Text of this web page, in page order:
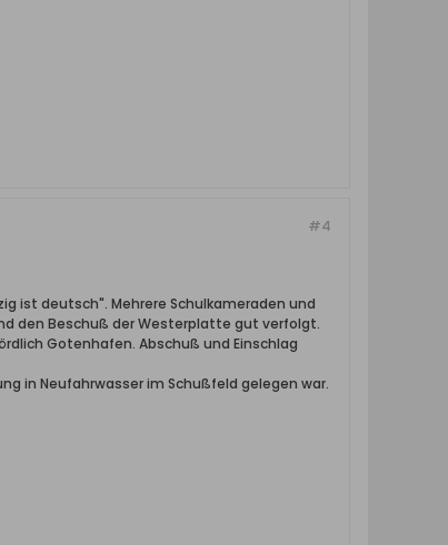
#4
ist deutsch". Mehrere Schulkameraden und
den Beschuß der Westerplatte gut verfolgt.
Gotenhafen. Abschuß und Einschlag
in Neufahrwasser im Schußfeld gelegen war.